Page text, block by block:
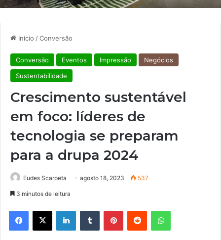
Início /Conversão
Conversão Eventos Impressão
Negócios
Sustentabilidade
Crescimento sustentável
em foco: líderes de
tecnologia se preparam
para a drupa 2024
Eudes Scarpeta agosto 18, 2023 537
3 minutos de leitura
Facebook
X LinkedinTumblr PinterestReddit WhatsApp